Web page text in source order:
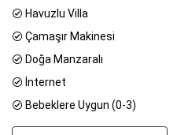
Havuzlu Villa
Çamaşır Makinesi
Doğa Manzaralı
İnternet
Bebeklere Uygun (0-3)